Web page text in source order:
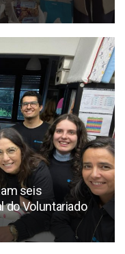
seis
do Voluntariado